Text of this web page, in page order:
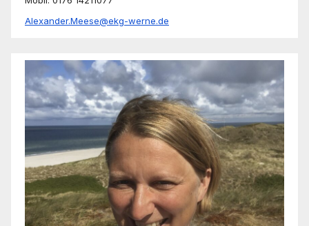
Alexander.Meese@ekg-werne.de